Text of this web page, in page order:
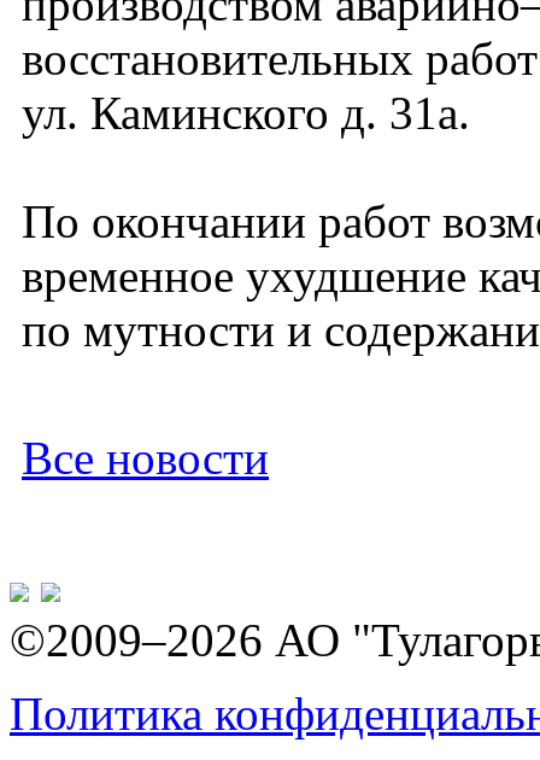
восстановительных
ул. Каминского д. 31а.
По окончании работ
временное ухудшение
по мутности и
Все новости
©2009–2026 АО
Политика